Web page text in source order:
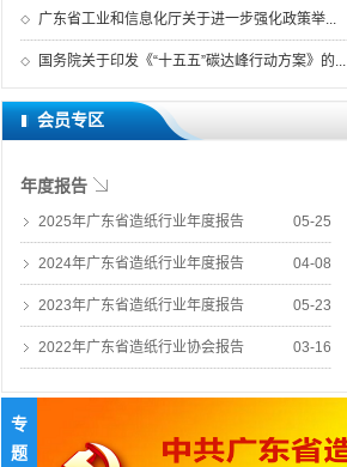
广东省工业和信息化厅关于进一步强化政策举...
国务院关于印发《“十五五”碳达峰行动方案》的...
会员专区
年度报告
2025年广东省造纸行业年度报告 05-25
2024年广东省造纸行业年度报告 04-08
2023年广东省造纸行业年度报告 05-23
2022年广东省造纸行业协会报告 03-16
专
题